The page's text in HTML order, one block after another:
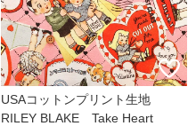
USAコットンプリント生地
RILEY BLAKE Take Heart